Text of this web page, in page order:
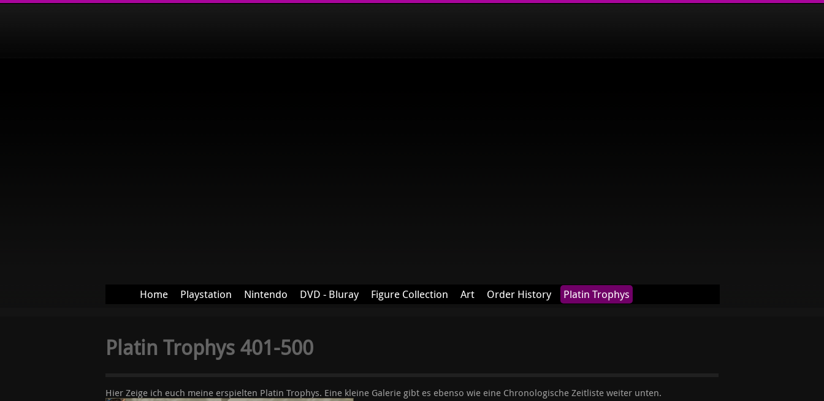
Home Playstation Nintendo DVD - Bluray Figure Collection Art Order History
Platin Trophys
Platin Trophys 401-500
Hier Zeige ich euch meine erspielten Platin Trophys. Eine kleine Galerie gibt es ebenso wie eine Chronologische Zeitliste weiter unten.